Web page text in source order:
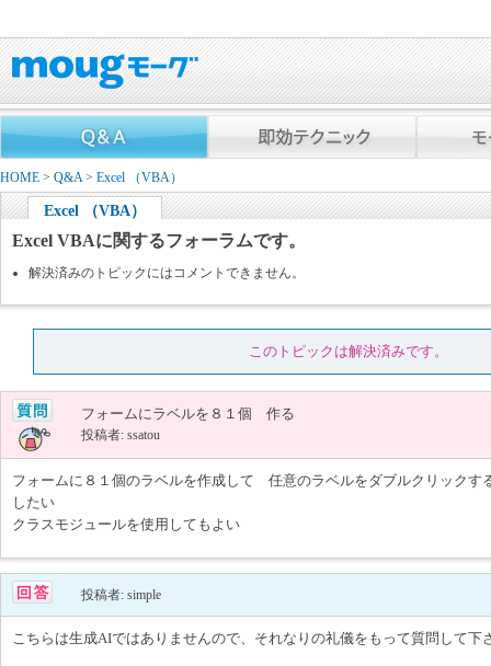
HOME > Q&A> Excel （VBA）
Excel （VBA）
Excel VBAに関するフォーラムです。
解決済みのトピックにはコメントできません。
このトピックは解決済みです。
フォームにラベルを８１個 作る
投稿者: ssatou
フォームに８１個のラベルを作成して 任意のラベルをダブルクリックす
したい
クラスモジュールを使用してもよい
投稿者: simple
こちらは生成AIではありませんので、それなりの礼儀をもって質問して下